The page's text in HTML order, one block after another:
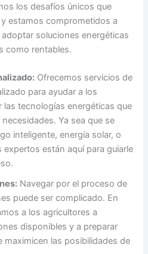
los desafíos únicos que
estamos comprometidos a
soluciones energéticas
como rentables.
Ofrecemos servicios de
para ayudar a los
las tecnologías energéticas que
Ya sea que se
inteligente, energía solar, o
están aquí para guiarle
Navegar por el proceso de
puede ser complicado. En
a los agricultores a
disponibles y a preparar
maximicen las posibilidades de